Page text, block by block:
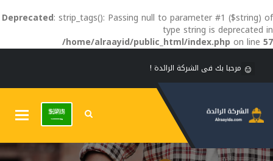
Deprecated: strip_tags(): Passing null to parameter #1 ($string) of
type string is deprecated in
/home/alraayid/public_html/index.php on line 57
مرحبا بك فى الشركة الرائدة !